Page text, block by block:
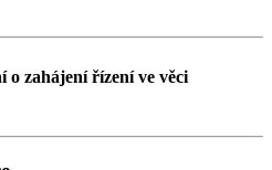
o zahájení řízení ve věci